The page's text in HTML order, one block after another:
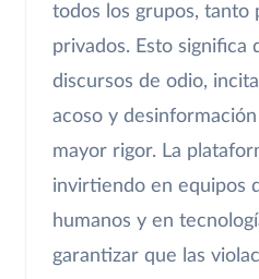
todos los grupos, tanto
privados. Esto significa
discursos de odio,
acoso y
mayor rigor. La
invirtiendo en equipos
humanos y en
garantizar que las